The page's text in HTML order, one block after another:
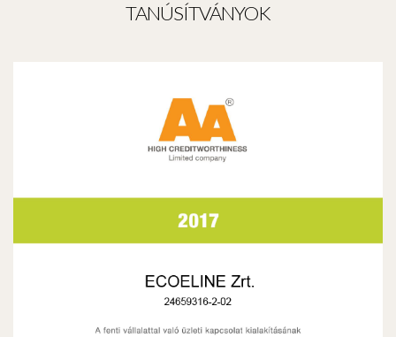
TANÚSÍTVÁNYOK